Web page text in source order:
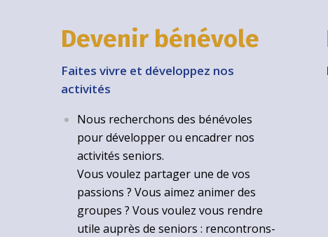
Devenir bénévole
Faites vivre et développez nos
activités
Nous recherchons des bénévoles
pour développer ou encadrer nos
activités seniors.
Vous voulez partager une de vos
passions ? Vous aimez animer des
groupes ? Vous voulez vous rendre
utile auprès de seniors : rencontrons-